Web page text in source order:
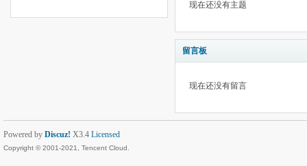
现在还没有主题
留言板
现在还没有留言
Powered by Discuz! X3.4 Licensed
Copyright © 2001-2021, Tencent Cloud.